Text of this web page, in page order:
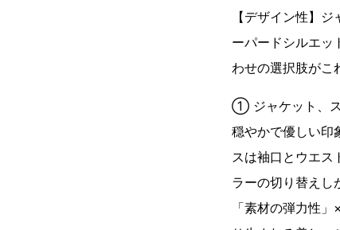
【デザイン性】
ーパードシルエッ
わせの選択肢がこ
① ジャケット、
穏やかで優しい印
スは袖口とウエス
ラーの切り替えし
「素材の弾力性